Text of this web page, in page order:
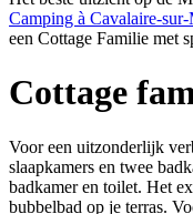
Camping à Cavalaire-
een Cottage Familie met
Cottage
Voor een uitzonderlijk
slaapkamers en twee
badkamer en toilet. Het
bubbelbad op je terras.